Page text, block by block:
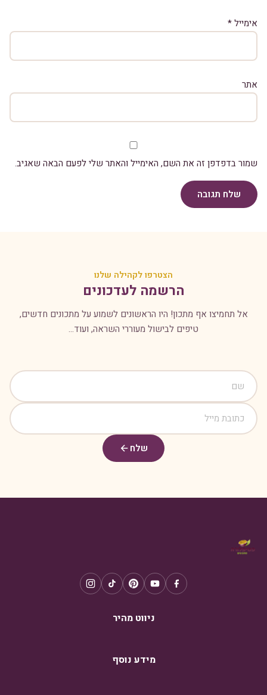
אימייל*
אתר
שמור בדפדפן זה את השם, האימייל והאתר שלי לפעם הבאה שאגיב.
שלח תגובה
הצטרפו לקהילה שלנו
הרשמה לעדכונים
אל תחמיצו אף מתכון! היו הראשונים לשמוע על מתכונים חדשים,
טיפים לבישול מעוררי השראה, ועוד...
שלח
ניווט מהיר
מידע נוסף